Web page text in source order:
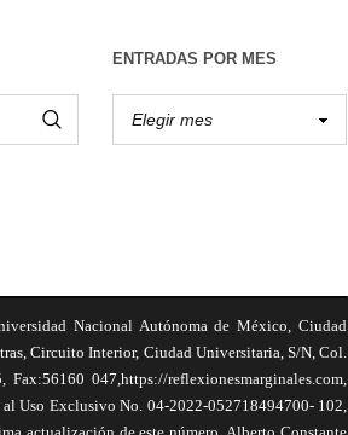
ENTRADAS POR MES
Nacional Autónoma de México, Ciudad
Circuito Interior, Ciudad Universitaria, S/N, Col.
047,https://reflexionesmarginales.com,
Uso Exclusivo No. 04-2022-052718494700- 102,